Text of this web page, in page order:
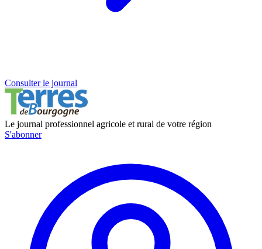
Consulter le journal
Le journal professionnel agricole et rural de votre région
S'abonner